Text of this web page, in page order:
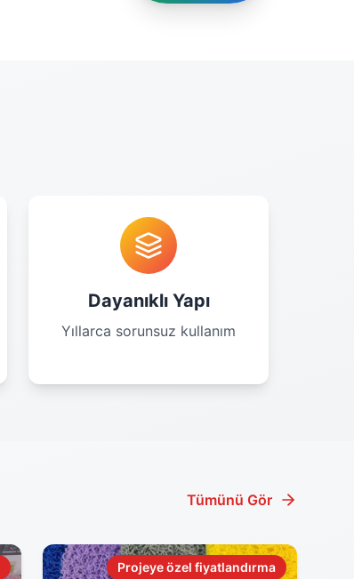
Dayanıklı Yapı
Yıllarca sorunsuz kullanım
Tümünü Gör
Projeye özel fiyatlandırma